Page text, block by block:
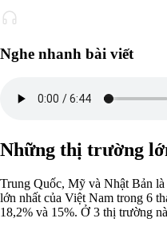
Nghe nhanh bài viết
Những thị trường
Trung Quốc, Mỹ và Nhật Bản
lớn nhất của Việt Nam trong 6
18,2% và 15%. Ở 3 thị trường